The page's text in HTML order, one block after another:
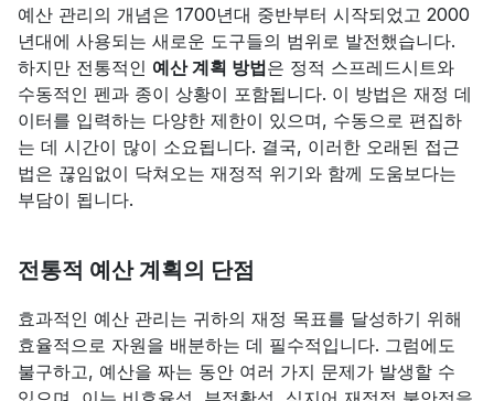
예산 관리의 개념은 1700년대 중반부터 시작되었고 2000
년대에 사용되는 새로운 도구들의 범위로 발전했습니다.
하지만 전통적인 예산 계획 방법은 정적 스프레드시트와
수동적인 펜과 종이 상황이 포함됩니다. 이 방법은 재정 데
이터를 입력하는 다양한 제한이 있으며, 수동으로 편집하
는 데 시간이 많이 소요됩니다. 결국, 이러한 오래된 접근
법은 끊임없이 닥쳐오는 재정적 위기와 함께 도움보다는
부담이 됩니다.
전통적 예산 계획의 단점
효과적인 예산 관리는 귀하의 재정 목표를 달성하기 위해
효율적으로 자원을 배분하는 데 필수적입니다. 그럼에도
불구하고, 예산을 짜는 동안 여러 가지 문제가 발생할 수